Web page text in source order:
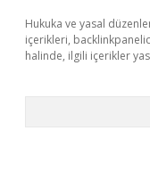
Hukuka ve yasal
içerikleri,
halinde, ilgili içerikler